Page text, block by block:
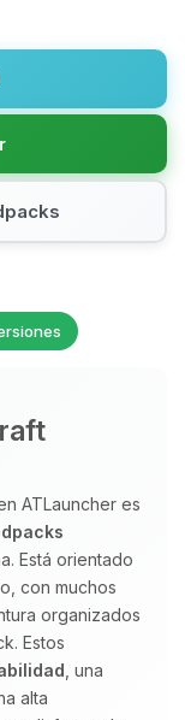
ATLauncher es
Está orientado
con muchos
organizados
Estos
, una
alta